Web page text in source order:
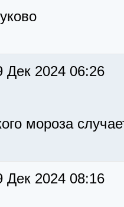
Дек 2024 06:26
мороза
Дек 2024 08:16